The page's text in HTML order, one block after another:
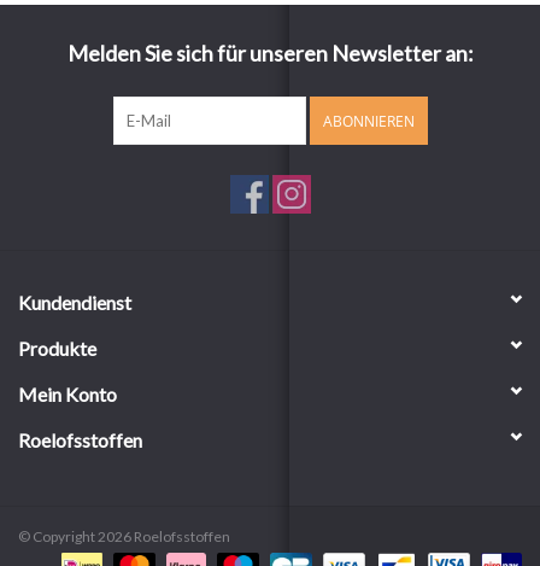
Melden Sie sich für unseren Newsletter an:
ABONNIEREN
Kundendienst
Produkte
Mein Konto
Roelofsstoffen
© Copyright 2026 Roelofsstoffen